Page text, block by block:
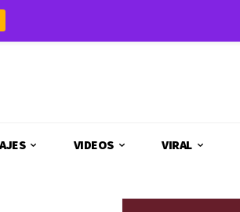
VIDEOS VIRAL